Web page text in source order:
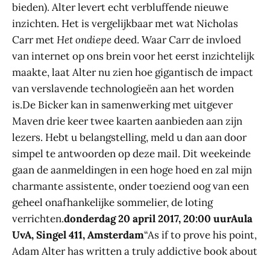
bieden). Alter levert echt verbluffende nieuwe
inzichten. Het is vergelijkbaar met wat Nicholas
Carr metHet ondiepedeed. Waar Carr de invloed
van internet op ons brein voor het eerst inzichtelijk
maakte, laat Alter nu zien hoe gigantisch de impact
van verslavende technologieën aan het worden
is.De Bicker kan in samenwerking met uitgever
Maven drie keer twee kaarten aanbieden aan zijn
lezers. Hebt u belangstelling, meld u dan aan door
simpel te antwoorden op deze mail. Dit weekeinde
gaan de aanmeldingen in een hoge hoed en zal mijn
charmante assistente, onder toeziend oog van een
geheel onafhankelijke sommelier, de loting
verrichten.donderdag 20 april 2017, 20:00 uurAula
UvA, Singel 411, Amsterdam“As if to prove his point,
Adam Alter has written a truly addictive book about